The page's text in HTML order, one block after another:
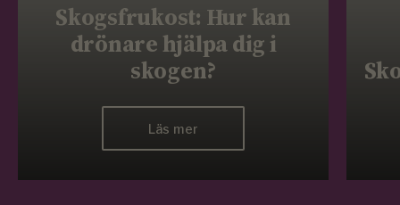
Skogsfrukost: Hur kan
drönare hjälpa dig i
skogen?
Läs mer